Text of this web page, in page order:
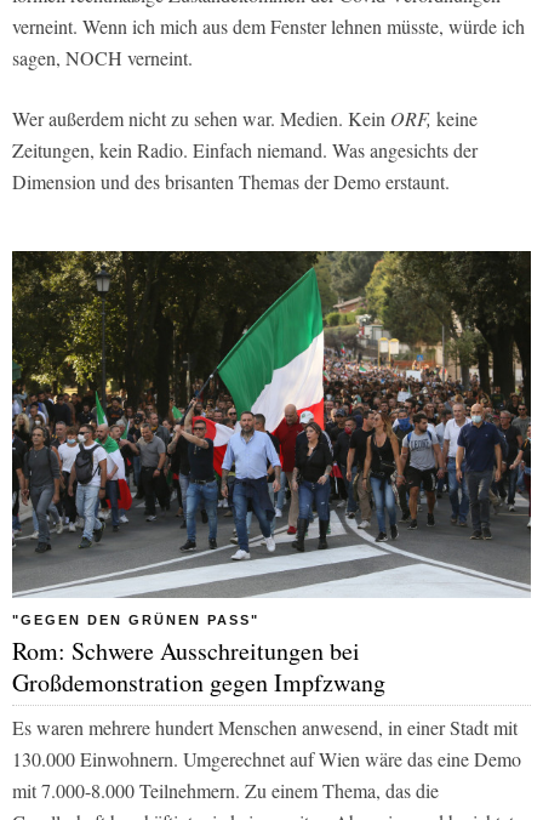
verneint. Wenn ich mich aus dem Fenster lehnen müsste, würde ich
sagen, NOCH verneint.
Wer außerdem nicht zu sehen war. Medien. Kein ORF, keine
Zeitungen, kein Radio. Einfach niemand. Was angesichts der
Dimension und des brisanten Themas der Demo erstaunt.
"GEGEN DEN GRÜNEN PASS"
Rom: Schwere Ausschreitungen bei
Großdemonstration gegen Impfzwang
Es waren mehrere hundert Menschen anwesend, in einer Stadt mit
130.000 Einwohnern. Umgerechnet auf Wien wäre das eine Demo
mit 7.000-8.000 Teilnehmern. Zu einem Thema, das die